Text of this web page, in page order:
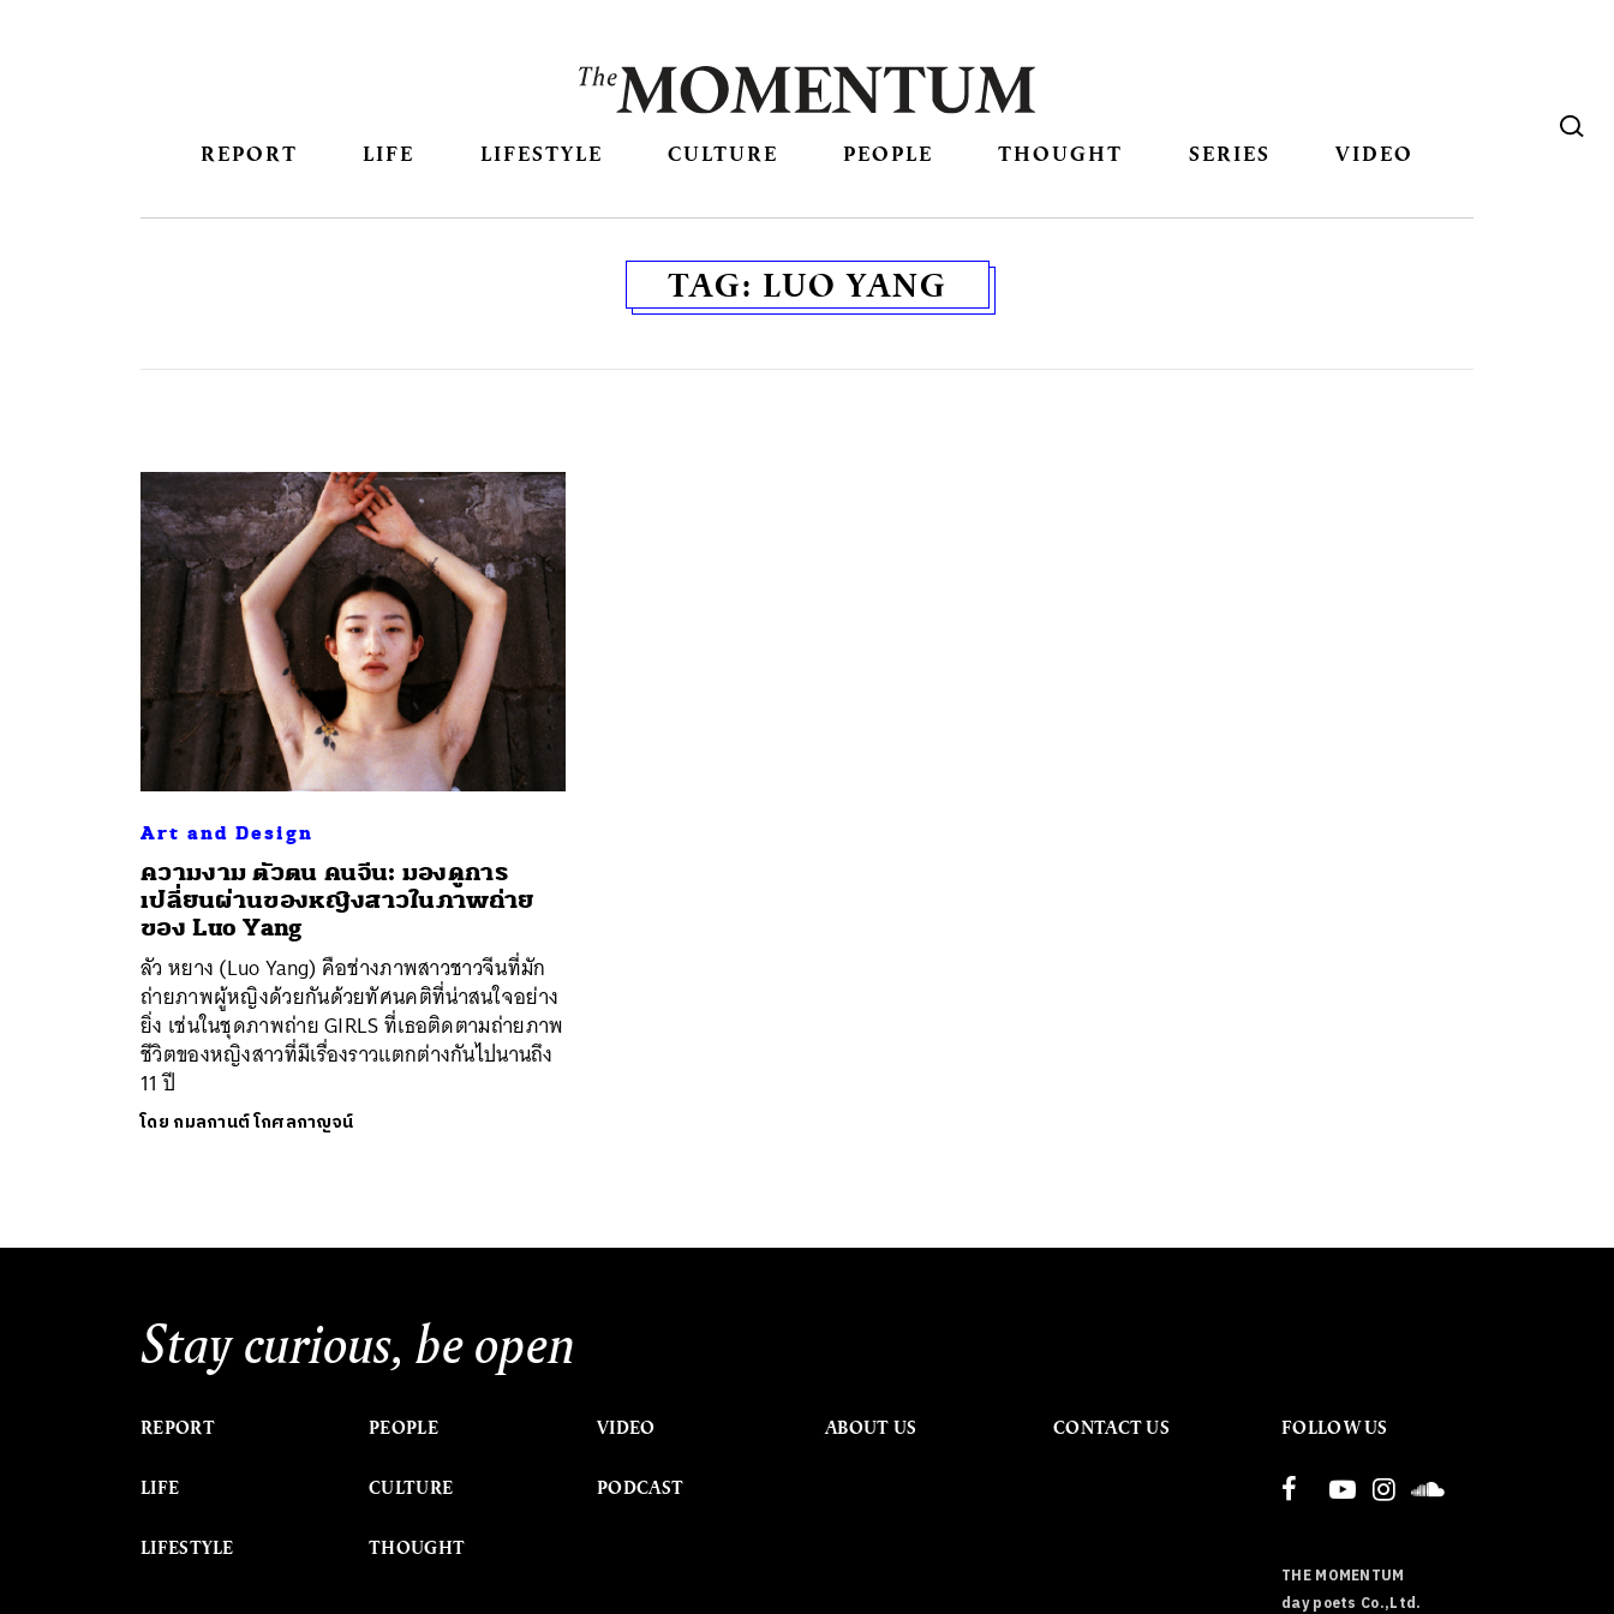
REPORT LIFE LIFESTYLE CULTURE PEOPLE THOUGHT SERIES VIDEO
TAG: LUO YANG
Art and Design
ความงาม ตัวตน คนจีน: มองดูการ
เปลี่ยนผ่านของหญิงสาวในภาพถ่าย
ของ Luo Yang
ลัว หยาง (Luo Yang) คือช่างภาพสาวชาวจีนที่มัก
ถ่ายภาพผู้หญิงด้วยกันด้วยทัศนคติที่น่าสนใจอย่าง
ยิ่ง เช่นในชุดภาพถ่าย GIRLS ที่เธอติดตามถ่ายภาพ
ชีวิตของหญิงสาวที่มีเรื่องราวแตกต่างกันไปนานถึง
11 ปี
โดย กมลกานต์ โกศลกาญจน์
Stay curious, be open
REPORT
LIFE
LIFESTYLE
PEOPLE
CULTURE
THOUGHT
VIDEO
PODCAST
ABOUT US CONTACT US FOLLOW US
THE MOMENTUM
day poets Co.,Ltd.